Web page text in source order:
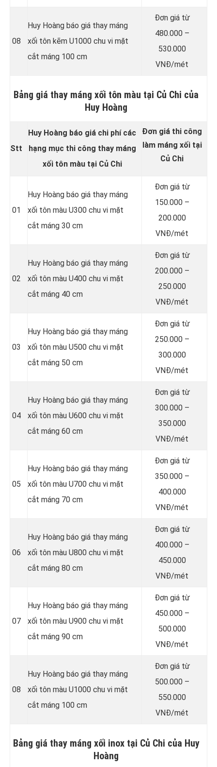
08
Huy Hoàng báo giá thay máng
xối tôn kẽm U1000 chu vi mặt
cắt máng 100 cm
Đơn giá từ
480.000 –
530.000
VNĐ/mét
Bảng giá thay máng xối tôn màu tại Củ Chi của
Huy Hoàng
Stt
Huy Hoàng báo giá chi phí các
hạng mục thi công thaymáng
xối tôn màutại Củ Chi
Đơn giá thi công
làm máng xối tại
Củ Chi
01
Huy Hoàng báo giá thay máng
xối tôn màu U300 chu vi mặt
cắt máng 30 cm
Đơn giá từ
150.000 –
200.000
VNĐ/mét
02
Huy Hoàng báo giá thay máng
xối tôn màu U400 chu vi mặt
cắt máng 40 cm
Đơn giá từ
200.000 –
250.000
VNĐ/mét
03
Huy Hoàng báo giá thay máng
xối tôn màu U500 chu vi mặt
cắt máng 50 cm
Đơn giá từ
250.000 –
300.000
VNĐ/mét
04
Huy Hoàng báo giá thay máng
xối tôn màu U600 chu vi mặt
cắt máng 60 cm
Đơn giá từ
300.000 –
350.000
VNĐ/mét
05
Huy Hoàng báo giá thay máng
xối tôn màu U700 chu vi mặt
cắt máng 70 cm
Đơn giá từ
350.000 –
400.000
VNĐ/mét
06
Huy Hoàng báo giá thay máng
xối tôn màu U800 chu vi mặt
cắt máng 80 cm
Đơn giá từ
400.000 –
450.000
VNĐ/mét
07
Huy Hoàng báo giá thay máng
xối tôn màu U900 chu vi mặt
cắt máng 90 cm
Đơn giá từ
450.000 –
500.000
VNĐ/mét
08
Huy Hoàng báo giá thay máng
xối tôn màu U1000 chu vi mặt
cắt máng 100 cm
Đơn giá từ
500.000 –
550.000
VNĐ/mét
Bảng giá thay máng xối inox tại Củ Chi của Huy
Hoàng